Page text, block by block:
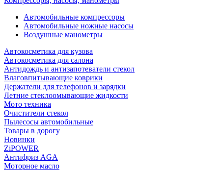
Автомобильные компрессоры
Автомобильные ножные насосы
Воздушные манометры
Автокосметика для кузова
Автокосметика для салона
Антидождь и антизапотеватели стекол
Влаговпитывающие коврики
Держатели для телефонов и зарядки
Летние стеклоомывающие жидкости
Мото техника
Очистители стекол
Пылесосы автомобильные
Товары в дорогу
Новинки
ZiPOWER
Антифриз AGA
Моторное масло